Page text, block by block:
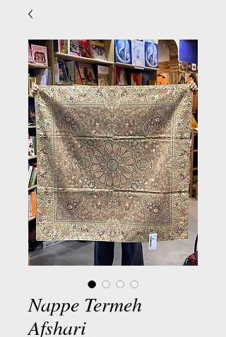
Nappe Termeh
Afshari